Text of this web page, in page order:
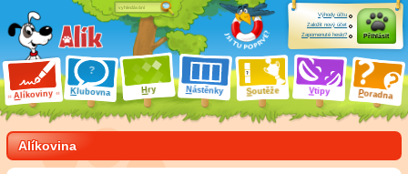
Alíkoviny Klubovna Hry Nástěnky Soutěže Vtipy Poradna
Výhody účtu
Založit nový účet
Zapomenuté heslo?
Přihlásit
Alíkovina